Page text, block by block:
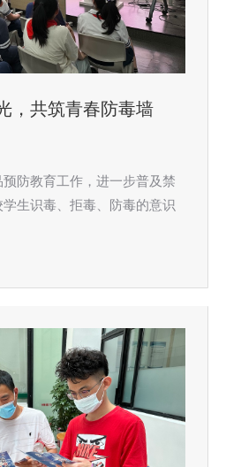
，共筑青春防毒墙
防教育工作，进一步普及禁
生识毒、拒毒、防毒的意识